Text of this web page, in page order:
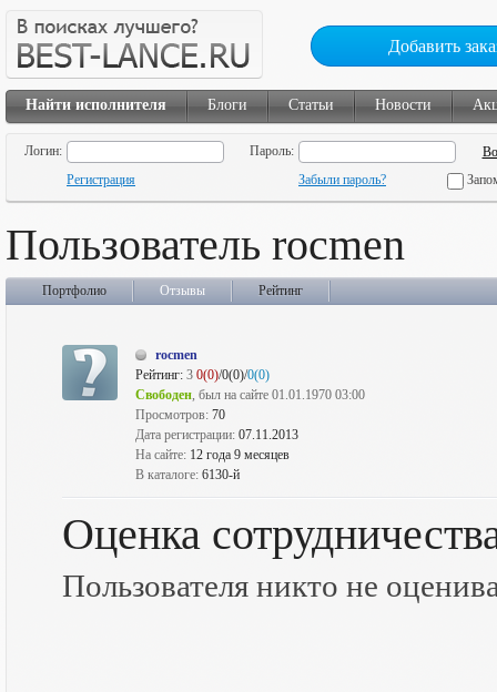
Добавить
Найти исполнителя Блоги Статьи Новости
Логин:
Пароль:
Регистрация
Забыли пароль?
Пользователь rocmen
Портфолио Отзывы Рейтинг
rocmen
Рейтинг: 3 0(0)/0(0)/0(0)
Свободен, был на сайте 01.01.1970 03:00
Просмотров: 70
Дата регистрации: 07.11.2013
На сайте: 12 года 9 месяцев
В каталоге: 6130-й
Оценка
Пользователя никто не